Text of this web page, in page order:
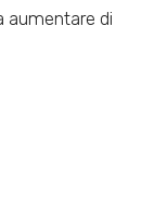
aumentare di